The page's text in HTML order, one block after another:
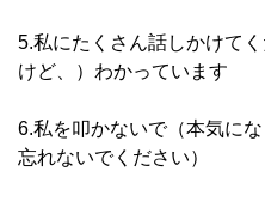
5.私にたくさん話しかけて
けど、）わかっています
6.私を叩かないで（本気に
忘れないでください）